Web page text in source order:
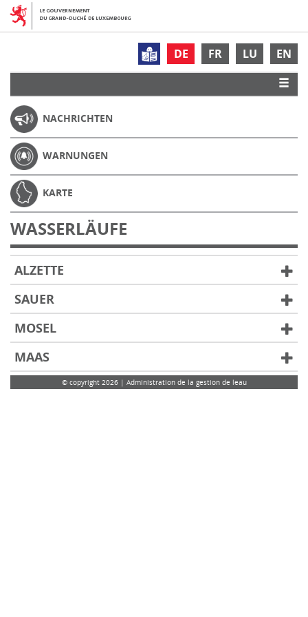
DE FR LU EN
NACHRICHTEN
WARNUNGEN
KARTE
WASSERLÄUFE
ALZETTE
SAUER
MOSEL
MAAS
© copyright 2026 | Administration de la gestion de leau